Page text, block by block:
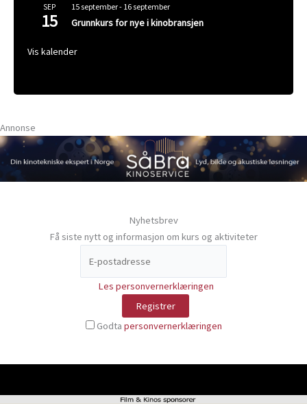
SEP
15
15 september- 16 september
Grunnkurs for nye i kinobransjen
Vis kalender
Annonse
Nyhetsbrev
Få siste nytt og informasjon om kurs og aktiviteter
Les personvernerklæringen
Godta personvernerklæringen